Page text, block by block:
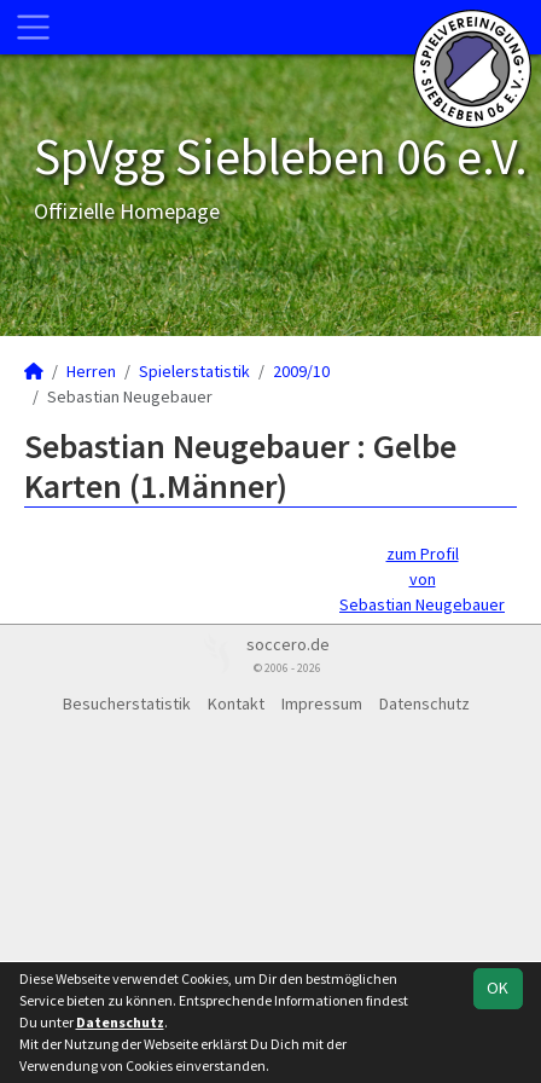
SpVgg Siebleben 06 e.V.
Offizielle Homepage
Herren Spielerstatistik
2009/10
Sebastian Neugebauer
Sebastian Neugebauer : Gelbe
Karten (1.Männer)
zum Profil
von
Sebastian Neugebauer
soccero.de
© 2006 - 2026
Besucherstatistik Kontakt Impressum Datenschutz
OK
Diese Webseite verwendet Cookies, um Dir den bestmöglichen
Service bieten zu können. Entsprechende Informationen findest
Du unter Datenschutz.
Mit der Nutzung der Webseite erklärst Du Dich mit der
Verwendung von Cookies einverstanden.